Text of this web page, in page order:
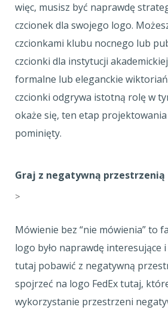
więc, musisz być naprawdę
czcionek dla swojego logo.
czcionkami klubu nocnego lub
czcionki dla instytucji
formalne lub eleganckie
czcionki odgrywa istotną rolę w
okaże się, ten etap
pominięty.
Graj z negatywną przestrzenią
>
Mówienie bez “nie mówienia” to
logo było naprawdę interesujące
tutaj pobawić z negatywną
spojrzeć na logo FedEx tutaj,
wykorzystanie przestrzeni